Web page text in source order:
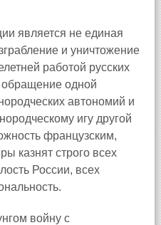
является не единая
и уничтожение
работой русских
обращение одной
автономий и
игу другой
французским,
казнят строго всех
России, всех
войну с